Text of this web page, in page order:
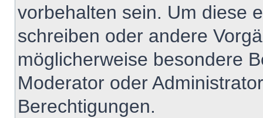
vorbehalten sein. Um diese
schreiben oder andere
möglicherweise besondere
Moderator oder
Berechtigungen.